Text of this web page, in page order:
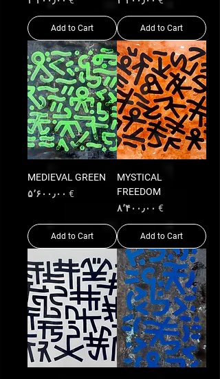
Add to Cart
Add to Cart
MYSTICAL
FREEDOM
Price
€ ۸٬۴۰۰٫۰۰
Add to Cart
MEDIEVAL GREEN
Price
€ ۵٬۶۰۰٫۰۰
Add to Cart